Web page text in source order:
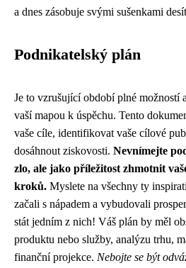
a dnes zásobuje svými sušenkami
Podnikatelský plán
Je to vzrušující období plné možností
vaší mapou k úspěchu. Tento
vaše cíle, identifikovat vaše cílové
dosáhnout ziskovosti. Nevnímejte
zlo, ale jako příležitost zhmotnit
kroků. Myslete na všechny ty
začali s nápadem a vybudovali
stát jedním z nich! Váš plán by měl
produktu nebo služby, analýzu trhu,
finanční projekce. Nebojte se být